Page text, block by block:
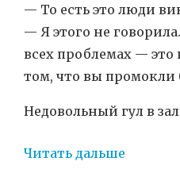
— То есть это люди
— Я этого не
всех проблемах — это
том, что вы промокли
Недовольный гул в
Читать дальше